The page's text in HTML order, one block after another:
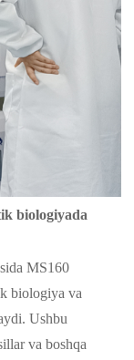
biologiyada
MS160
biologiya va
Ushbu
va boshqa